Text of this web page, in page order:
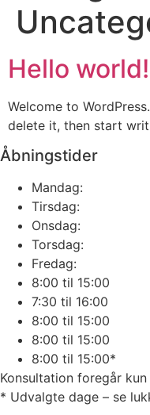
Hello world!
Welcome to
delete it, then start
Åbningstider
Mandag:
Tirsdag:
Onsdag:
Torsdag:
Fredag:
8:00 til 15:00
7:30 til 16:00
8:00 til 15:00
8:00 til 15:00
8:00 til 15:00*
Konsultation foregår
* Udvalgte dage – se